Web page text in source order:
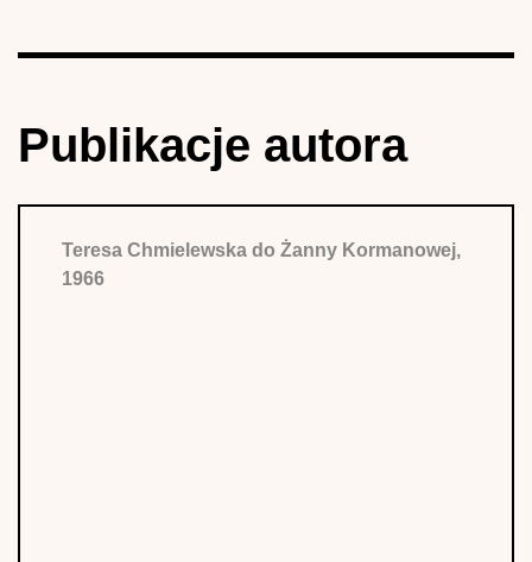
Publikacje autora
Teresa Chmielewska do Żanny Kormanowej,
1966